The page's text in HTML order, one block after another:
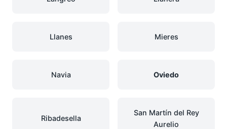
Llanes Mieres
Navia Oviedo
Ribadesella
San Martín del Rey
Aurelio